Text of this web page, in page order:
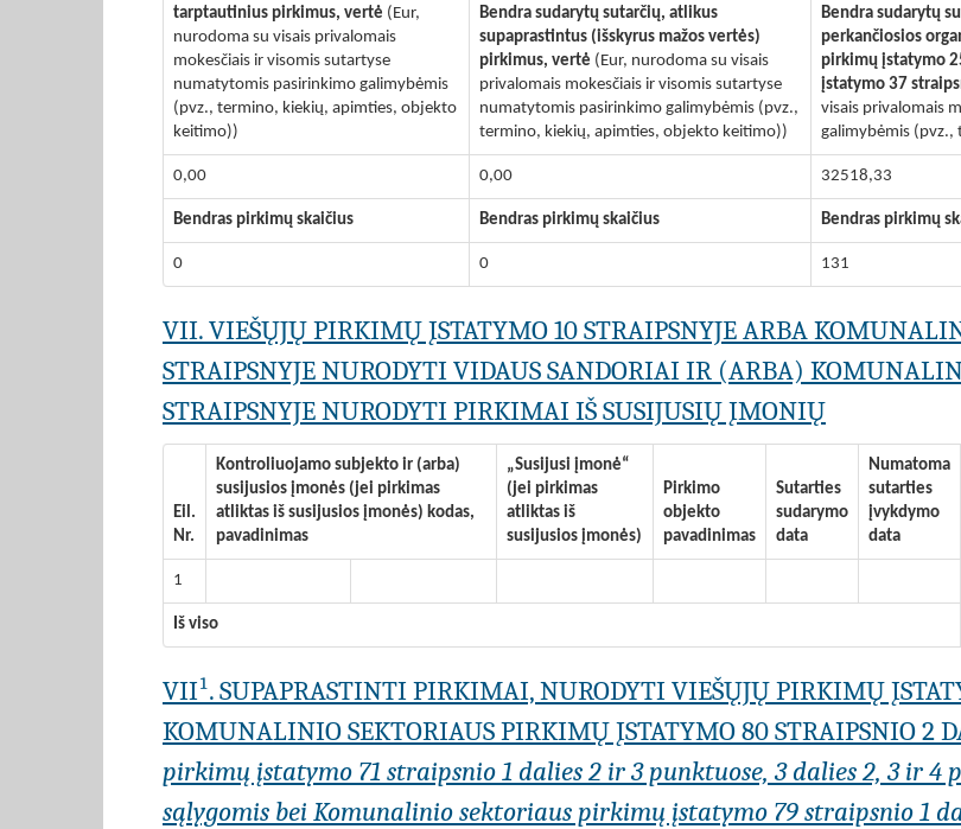
tarptautinius pirkimus, vertė (Eur,
nurodoma su visais privalomais
mokesčiais ir visomis sutartyse
numatytomis pasirinkimo galimybėmis
(pvz., termino, kiekių, apimties, objekto
keitimo))
Bendra sudarytų sutarčių, atlikus
supaprastintus (išskyrus mažos vertės)
pirkimus, vertė (Eur, nurodoma su visais
privalomais mokesčiais ir visomis sutartyse
numatytomis pasirinkimo galimybėmis (pvz.,
termino, kiekių, apimties, objekto keitimo))
Bendra sudarytų
perkančiosios
pirkimų įstatymo
įstatymo 37
visais privalomais
galimybėmis
0,00 0,00 32518,33
Bendras pirkimų skaičius Bendras pirkimų skaičius Bendras pirkimų
0 0 131
VII. VIEŠŲJŲ PIRKIMŲ ĮSTATYMO 10 STRAIPSNYJE ARBA
STRAIPSNYJE NURODYTI VIDAUS SANDORIAI IR (ARBA)
STRAIPSNYJE NURODYTI PIRKIMAI IŠ SUSIJUSIŲ ĮMONIŲ
Eil.
Nr.
Kontroliuojamo subjekto ir (arba)
susijusios įmonės (jei pirkimas
atliktas iš susijusios įmonės) kodas,
pavadinimas
„Susijusi įmonė“
(jei pirkimas
atliktas iš
susijusios įmonės)
Pirkimo
objekto
pavadinimas
Sutarties
sudarymo
data
Numatoma
sutarties
įvykdymo
data
1
Iš viso
VII¹. SUPAPRASTINTI PIRKIMAI, NURODYTI VIEŠŲJŲ PIRKIMŲ
KOMUNALINIO SEKTORIAUS PIRKIMŲ ĮSTATYMO 80 STRAIPSNIO 2
pirkimų įstatymo 71 straipsnio 1 dalies 2 ir 3 punktuose, 3 dalies 2, 3 ir 4
sąlygomis bei Komunalinio sektoriaus pirkimų įstatymo 79 straipsnio 1